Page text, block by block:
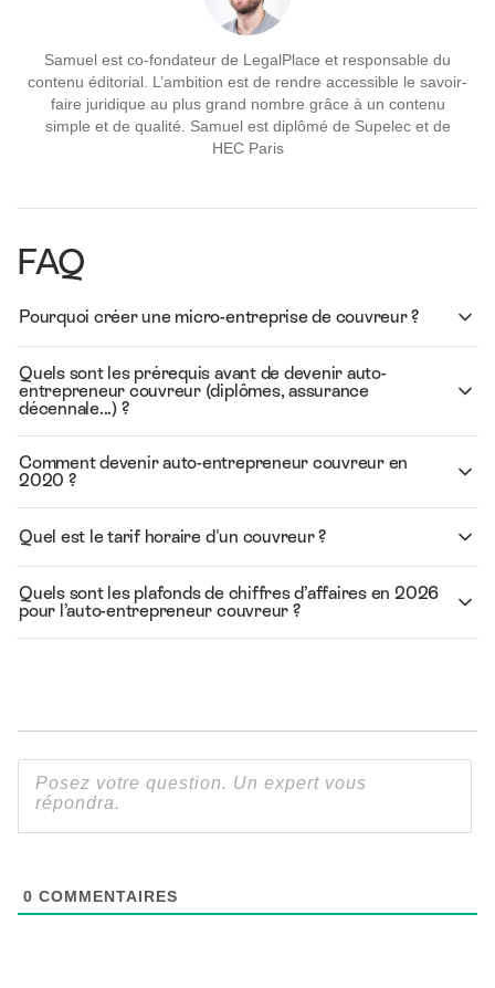
Samuel est co-fondateur de LegalPlace et responsable du
contenu éditorial. L’ambition est de rendre accessible le savoir-
faire juridique au plus grand nombre grâce à un contenu
simple et de qualité. Samuel est diplômé de Supelec et de
HEC Paris
FAQ
Pourquoi créer une micro-entreprise de couvreur ?
Quels sont les prérequis avant de devenir auto-
entrepreneur couvreur (diplômes, assurance
décennale...) ?
Comment devenir auto-entrepreneur couvreur en
2020 ?
Quel est le tarif horaire d'un couvreur ?
Quels sont les plafonds de chiffres d’affaires en 2026
pour l’auto-entrepreneur couvreur ?
0 COMMENTAIRES